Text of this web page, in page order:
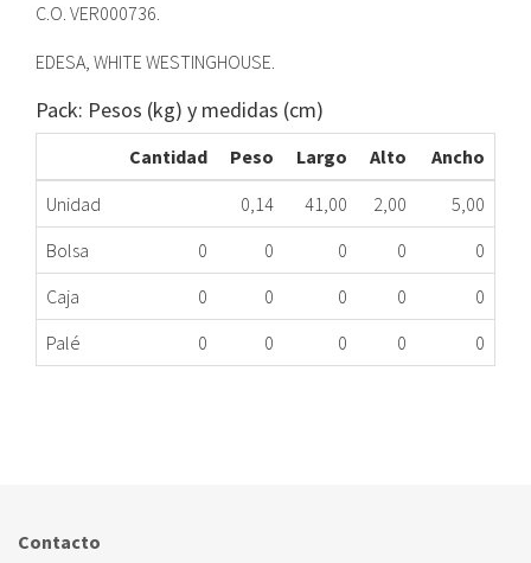
C.O. VER000736.
EDESA, WHITE WESTINGHOUSE.
Pack: Pesos (kg) y medidas (cm)
Cantidad Peso Largo Alto
Ancho
Unidad
0,14 41,00 2,00
5,00
Bolsa
0 0 0 0
0
Caja
0 0 0 0
0
Palé
0 0 0 0 0
FAGOR
Contacto